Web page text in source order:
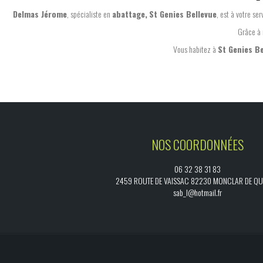
Delmas Jérome , spécialiste en abattage,St Genies Bellevue , est à votre
Grâce
Vous habitez à St Genies
NOS COORDONNÉES
06 32 38 31 83
2459 ROUTE DE VAISSAC 82230 MONCLAR DE
sab_l@hotmail.fr